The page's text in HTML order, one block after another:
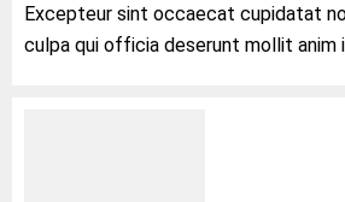
Excepteur sint occaecat cupidatat
culpa qui officia deserunt mollit anim